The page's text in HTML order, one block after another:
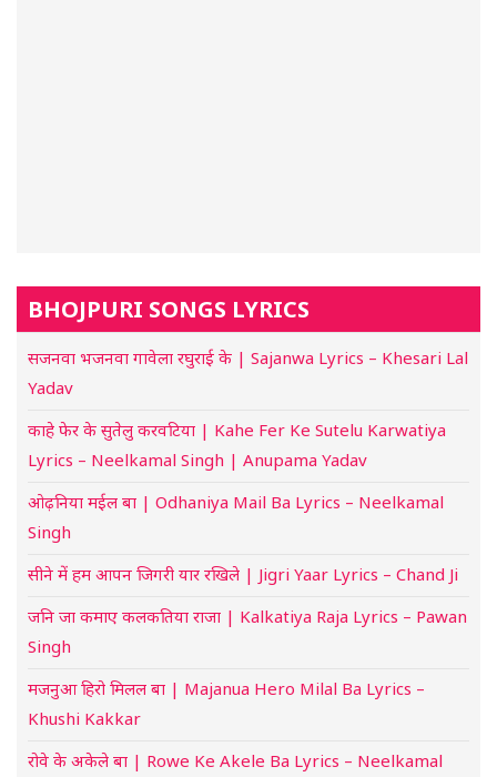
BHOJPURI SONGS LYRICS
सजनवा भजनवा गावेला रघुराई के | Sajanwa Lyrics – Khesari Lal
Yadav
काहे फेर के सुतेलु करवटिया | Kahe Fer Ke Sutelu Karwatiya
Lyrics – Neelkamal Singh | Anupama Yadav
ओढ़निया मईल बा | Odhaniya Mail Ba Lyrics – Neelkamal
Singh
सीने में हम आपन जिगरी यार रखिले | Jigri Yaar Lyrics – Chand Ji
जनि जा कमाए कलकतिया राजा | Kalkatiya Raja Lyrics – Pawan
Singh
मजनुआ हिरो मिलल बा | Majanua Hero Milal Ba Lyrics –
Khushi Kakkar
रोवे के अकेले बा | Rowe Ke Akele Ba Lyrics – Neelkamal